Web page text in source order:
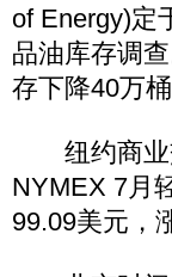
of Energy)定
品油库存调
存下降40万
纽约商业
NYMEX 7月
99.09美元，